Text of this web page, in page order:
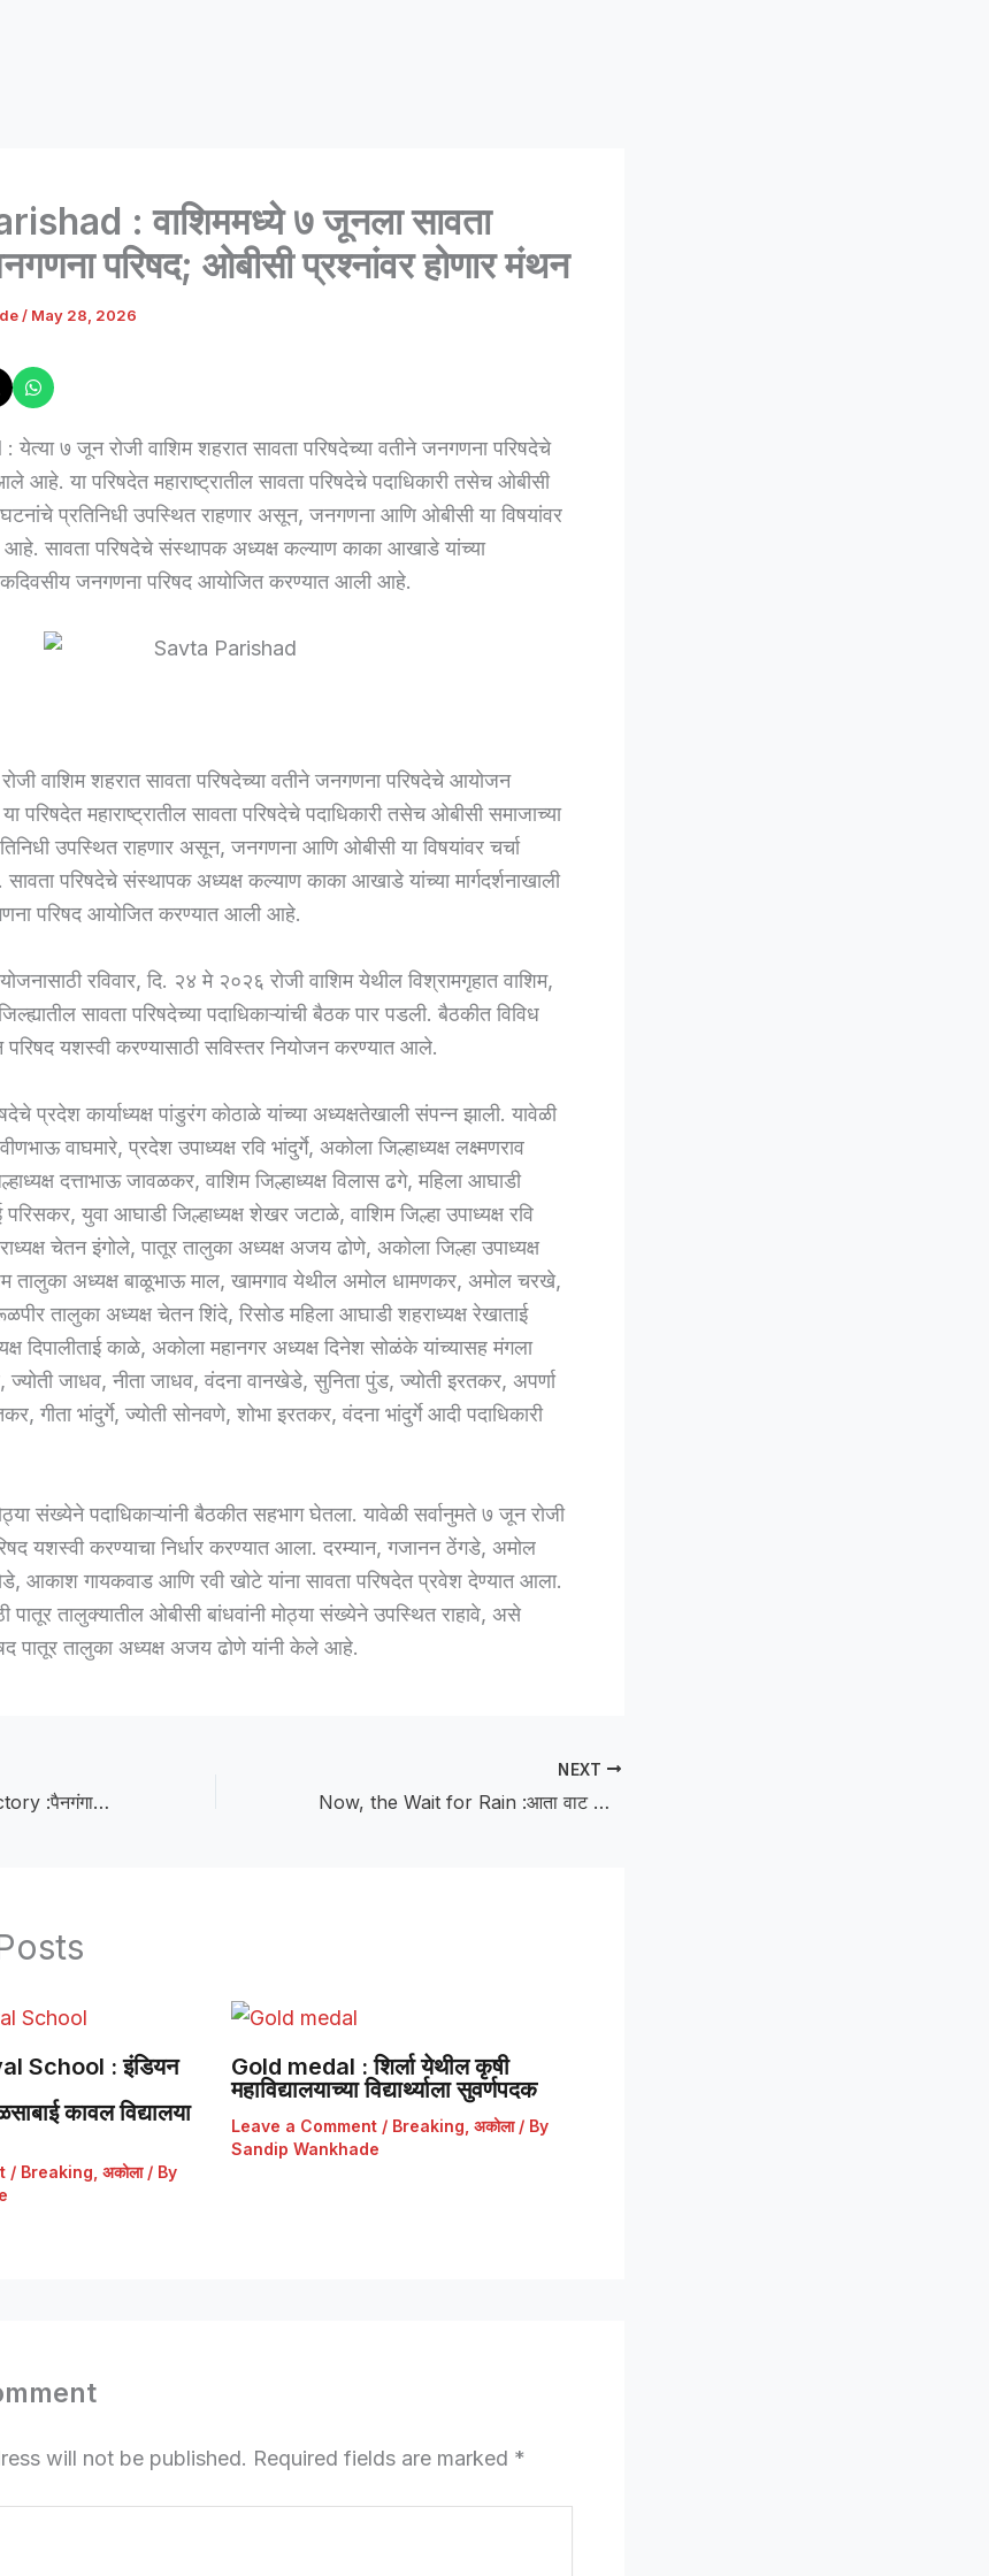
: वाशिममध्ये ७ जूनला सावता
परिषद; ओबीसी प्रश्नांवर होणार मंथन
/ May 28, 2026
७ जून रोजी वाशिम शहरात सावता परिषदेच्या वतीने जनगणना परिषदेचे
या परिषदेत महाराष्ट्रातील सावता परिषदेचे पदाधिकारी तसेच ओबीसी
प्रतिनिधी उपस्थित राहणार असून, जनगणना आणि ओबीसी या विषयांवर
आहे. सावता परिषदेचे संस्थापक अध्यक्ष कल्याण काका आखाडे यांच्या
एकदिवसीय जनगणना परिषद आयोजित करण्यात आली आहे.
वाशिम शहरात सावता परिषदेच्या वतीने जनगणना परिषदेचे आयोजन
महाराष्ट्रातील सावता परिषदेचे पदाधिकारी तसेच ओबीसी समाजाच्या
उपस्थित राहणार असून, जनगणना आणि ओबीसी या विषयांवर चर्चा
परिषदेचे संस्थापक अध्यक्ष कल्याण काका आखाडे यांच्या मार्गदर्शनाखाली
परिषद आयोजित करण्यात आली आहे.
रविवार, दि. २४ मे २०२६ रोजी वाशिम येथील विश्रामगृहात वाशिम,
सावता परिषदेच्या पदाधिकाऱ्यांची बैठक पार पडली. बैठकीत विविध
परिषद यशस्वी करण्यासाठी सविस्तर नियोजन करण्यात आले.
प्रदेश कार्याध्यक्ष पांडुरंग कोठाळे यांच्या अध्यक्षतेखाली संपन्न झाली. यावेळी
वाघमारे, प्रदेश उपाध्यक्ष रवि भांदुर्गे, अकोला जिल्हाध्यक्ष लक्ष्मणराव
दत्ताभाऊ जावळकर, वाशिम जिल्हाध्यक्ष विलास ढगे, महिला आघाडी
परिसकर, युवा आघाडी जिल्हाध्यक्ष शेखर जटाळे, वाशिम जिल्हा उपाध्यक्ष रवि
चेतन इंगोले, पातूर तालुका अध्यक्ष अजय ढोणे, अकोला जिल्हा उपाध्यक्ष
तालुका अध्यक्ष बाळूभाऊ माल, खामगाव येथील अमोल धामणकर, अमोल चरखे,
तालुका अध्यक्ष चेतन शिंदे, रिसोड महिला आघाडी शहराध्यक्ष रेखाताई
दिपालीताई काळे, अकोला महानगर अध्यक्ष दिनेश सोळंके यांच्यासह मंगला
ज्योती जाधव, नीता जाधव, वंदना वानखेडे, सुनिता पुंड, ज्योती इरतकर, अपर्णा
गीता भांदुर्गे, ज्योती सोनवणे, शोभा इरतकर, वंदना भांदुर्गे आदी पदाधिकारी
संख्येने पदाधिकाऱ्यांनी बैठकीत सहभाग घेतला. यावेळी सर्वानुमते ७ जून रोजी
यशस्वी करण्याचा निर्धार करण्यात आला. दरम्यान, गजानन ठेंगडे, अमोल
आकाश गायकवाड आणि रवी खोटे यांना सावता परिषदेत प्रवेश देण्यात आला.
पातूर तालुक्यातील ओबीसी बांधवांनी मोठ्या संख्येने उपस्थित राहावे, असे
पातूर तालुका अध्यक्ष अजय ढोणे यांनी केले आहे.
Panaganga Sugar Factory :पैनगंगा साखर कारखाना प्रा. लि.च्या हंगाम २०२६-२७ तोडणी-वाहतूक पक्रीयेस प्रारंभ
NEXT
Now, the Wait for Rain :आता वाट पावसाची! देऊळगाव राजा तालुक्यात ३६ हजार हेक्टरवर होणार खरिपाची पेरणी
School : इंडियन
कावल विद्यालया
/ Breaking अकोला/ By
Gold medal : शिर्ला येथील कृषी
महाविद्यालयाच्या विद्यार्थ्याला सुवर्णपदक
Leave a Comment / Breaking अकोला/ By
Sandip Wankhade
will not be published. Required fields are marked *